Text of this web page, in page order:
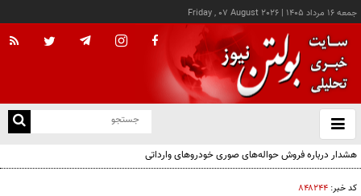
جمعه ۱۶ مرداد ۱۴۰۵ |
Friday , 07 August 2026
باز
و
هشدار درباره فروش حواله‌های صوری خودروهای وارداتی
کد خبر: ۸۴۸۲۴۴